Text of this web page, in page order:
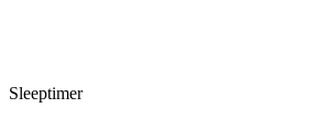
Sleeptimer